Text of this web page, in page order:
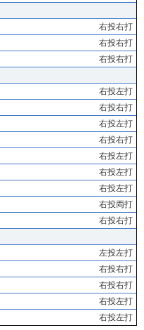
右投右打
右投右打
右投右打
右投左打
右投右打
右投左打
右投右打
右投左打
右投左打
右投左打
右投両打
右投右打
左投左打
右投右打
右投右打
右投左打
右投左打